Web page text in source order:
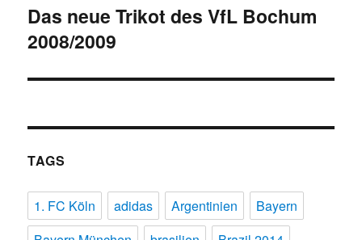
Nächster
Beitrag:
Das neue Trikot des VfL Bochum
2008/2009
TAGS
1. FC Köln adidas Argentinien
Bayern